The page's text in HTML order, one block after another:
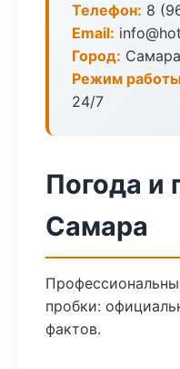
Телефон: 8
Email:
Город: Самара
Режим
24/7
Погода и
Самара
пробки:
фактов.